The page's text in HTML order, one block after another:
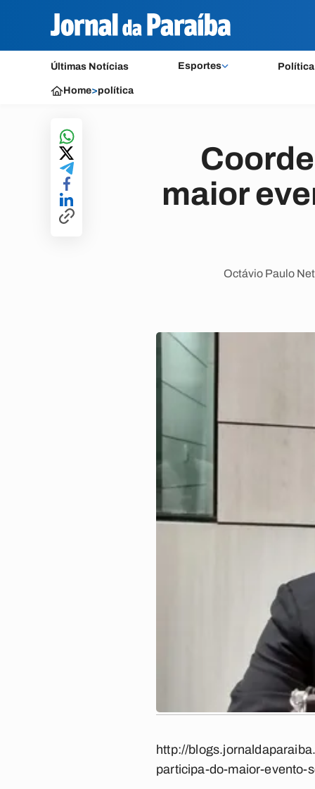
Últimas Notícias Esportes Política
Home>política
maior
Octávio Paulo
http://
participa-do-maior-evento-